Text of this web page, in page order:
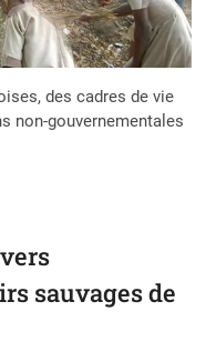
des cadres de vie
non-gouvernementales
sauvages de